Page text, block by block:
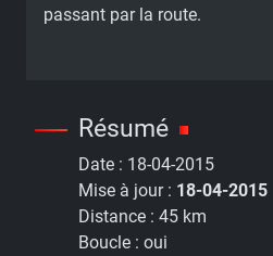
passant par la route.
Résumé
Date : 18-04-2015
Mise à jour : 18-04-2015
Distance : 45 km
Boucle : oui